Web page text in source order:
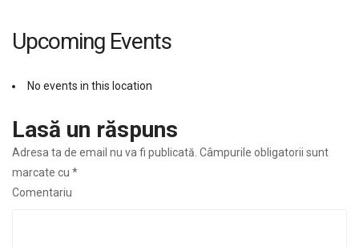
Upcoming Events
No events in this location
Lasă un răspuns
Adresa ta de email nu va fi publicată. Câmpurile obligatorii sunt
marcate cu *
Comentariu